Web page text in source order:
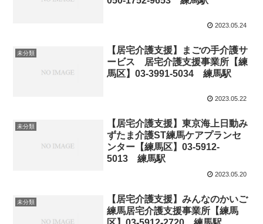
2023.05.24
未分類
【居宅介護支援】まごの手介護サ
ービス 居宅介護支援事業所【練
馬区】03-3991-5034 練馬駅
2023.05.22
未分類
【居宅介護支援】東京海上日動み
ずたま介護ST練馬ケアプランセ
ンター【練馬区】03-5912-
5013 練馬駅
2023.05.20
未分類
【居宅介護支援】みんなのかいご
練馬居宅介護支援事業所【練馬